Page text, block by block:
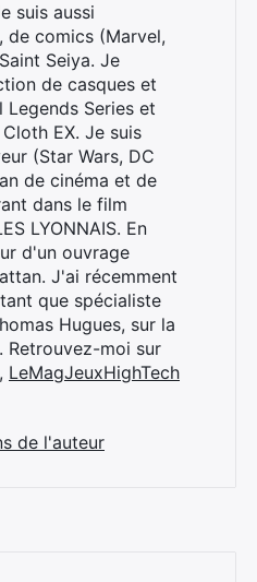
suis aussi
de comics (Marvel,
Seiya. Je
de casques et
Legends Series et
EX. Je suis
(Star Wars, DC
de cinéma et de
dans le film
LYONNAIS. En
d'un ouvrage
J'ai récemment
que spécialiste
Hugues, sur la
Retrouvez-moi sur
, LeMagJeuxHighTech
de l'auteur